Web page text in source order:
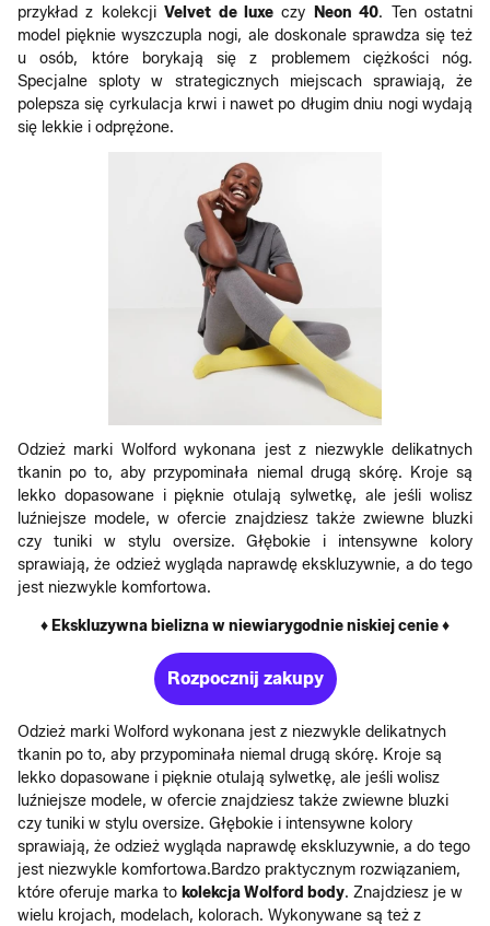
przykład z kolekcjiVelvet de luxe czy Neon 40. Ten ostatni
model pięknie wyszczupla nogi, ale doskonale sprawdza się też
u osób, które borykają się z problemem ciężkości nóg.
Specjalne sploty w strategicznych miejscach sprawiają, że
polepsza się cyrkulacja krwi i nawet po długim dniu nogi wydają
się lekkie i odprężone.
Odzież marki Wolford wykonana jest z niezwykle delikatnych
tkanin po to, aby przypominała niemal drugą skórę. Kroje są
lekko dopasowane i pięknie otulają sylwetkę, ale jeśli wolisz
luźniejsze modele, w ofercie znajdziesz także zwiewne bluzki
czy tuniki w stylu oversize. Głębokie i intensywne kolory
sprawiają, że odzież wygląda naprawdę ekskluzywnie, a do tego
jest niezwykle komfortowa.
♦ Ekskluzywna bielizna w niewiarygodnie niskiej cenie ♦
Rozpocznij zakupy
Odzież marki Wolford wykonana jest z niezwykle delikatnych
tkanin po to, aby przypominała niemal drugą skórę. Kroje są
lekko dopasowane i pięknie otulają sylwetkę, ale jeśli wolisz
luźniejsze modele, w ofercie znajdziesz także zwiewne bluzki
czy tuniki w stylu oversize. Głębokie i intensywne kolory
sprawiają, że odzież wygląda naprawdę ekskluzywnie, a do tego
jest niezwykle komfortowa.Bardzo praktycznym rozwiązaniem,
które oferuje marka to kolekcja Wolford body. Znajdziesz je w
wielu krojach, modelach, kolorach. Wykonywane są też z